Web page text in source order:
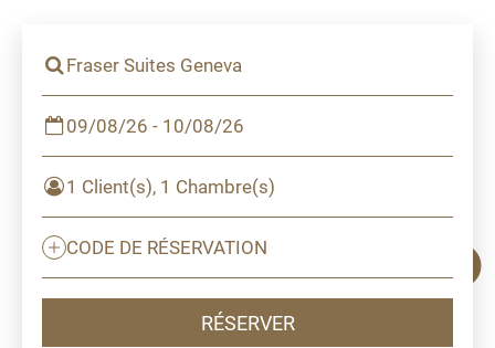
Fraser Suites Geneva
09/08/26 - 10/08/26
1 Client(s), 1 Chambre(s)
CODE DE RÉSERVATION
RÉSERVER